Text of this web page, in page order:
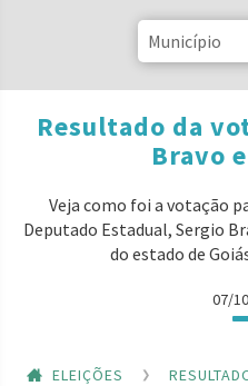
Resultado da
Bravo
Veja como foi a votação
Deputado Estadual, Sergio
do estado de
07/
ELEIÇÕES